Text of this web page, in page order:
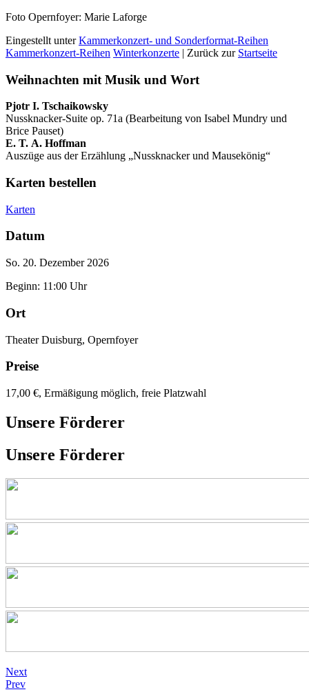
Foto Opernfoyer: Marie Laforge
Eingestellt unterKammerkonzert- und Sonderformat-Reihen
Kammerkonzert-Reihen Winterkonzerte | Zurück zur Startseite
Weihnachten mit Musik und Wort
Pjotr I. Tschaikowsky
Nussknacker-Suite op. 71a (Bearbeitung von Isabel Mundry und
Brice Pauset)
E. T. A. Hoffman
Auszüge aus der Erzählung „Nussknacker und Mausekönig“
Karten bestellen
Karten
Datum
So. 20. Dezember 2026
Beginn: 11:00 Uhr
Ort
Theater Duisburg, Opernfoyer
Preise
17,00 €, Ermäßigung möglich, freie Platzwahl
Unsere Förderer
Unsere Förderer
Next
Prev